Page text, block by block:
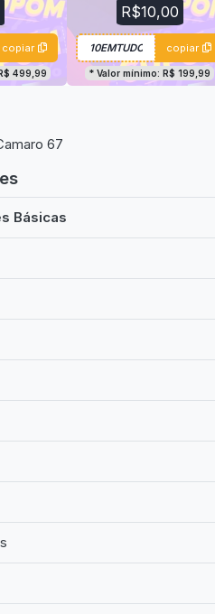
copiar
499,99
R$10,00
copiar
* Valor mínimo: R$ 199,99
67
Básicas